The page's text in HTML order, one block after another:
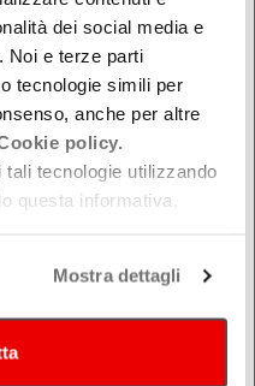
dei social media e
Noi e terze parti
tecnologie simili per
anche per altre
policy.
tali tecnologie utilizzando
questa informativa,
Mostra dettagli